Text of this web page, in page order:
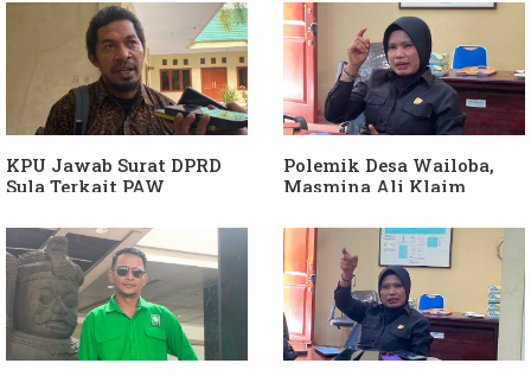
Keponakan "ATM
Berjalan"
Penyimpangan Dana Desa
KPU Jawab Surat DPRD
Sula Terkait PAW
Hanura
Polemik Desa Wailoba,
Masmina Ali Klaim
Keterlibatan Ketua PKB
Sula